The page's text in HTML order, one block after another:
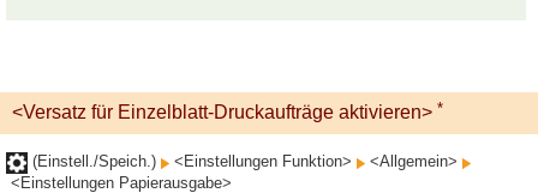
<Versatz für Einzelblatt-Druckaufträge aktivieren> *
(Einstell./Speich.) <Einstellungen Funktion>
<Allgemein>
<Einstellungen Papierausgabe>